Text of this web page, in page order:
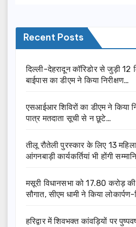
Recent Posts
दिल्ली-देहरादून कॉरिडोर से जुड़ी 12
बाईपास का डीएम ने किया निरीक्षण…
एसआईआर शिविरों का डीएम ने किया
पात्र मतदाता सूची से न छूटे…
तीलू रौतेली पुरस्कार के लिए 13
आंगनबाड़ी कार्यकर्तियां भी होंगी
मसूरी विधानसभा को 17.80 करोड़
सौगात, सीएम धामी ने किया
हरिद्वार में शिवभक्त कांवड़ियों पर